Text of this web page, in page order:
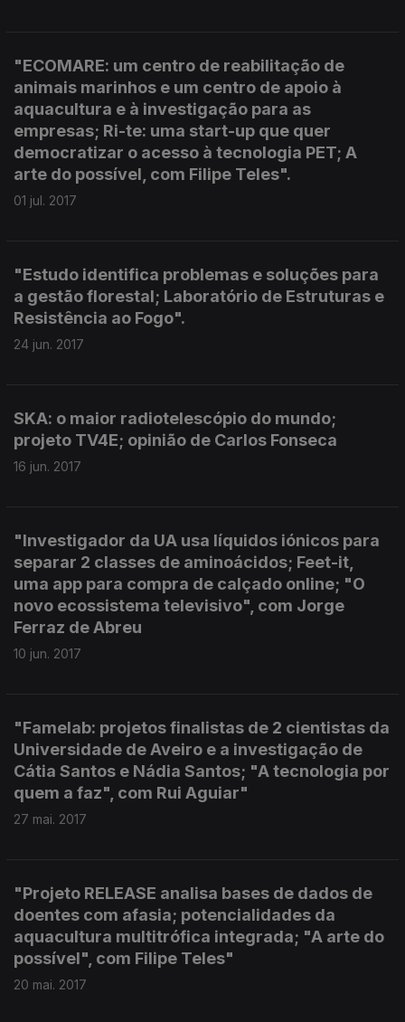
"ECOMARE: um centro de reabilitação de
animais marinhos e um centro de apoio à
aquacultura e à investigação para as
empresas; Ri-te: uma start-up que quer
democratizar o acesso à tecnologia PET; A
arte do possível, com Filipe Teles".
01 jul. 2017
"Estudo identifica problemas e soluções para
a gestão florestal; Laboratório de Estruturas e
Resistência ao Fogo".
24 jun. 2017
SKA: o maior radiotelescópio do mundo;
projeto TV4E; opinião de Carlos Fonseca
16 jun. 2017
"Investigador da UA usa líquidos iónicos para
separar 2 classes de aminoácidos; Feet-it,
uma app para compra de calçado online; "O
novo ecossistema televisivo", com Jorge
Ferraz de Abreu
10 jun. 2017
"Famelab: projetos finalistas de 2 cientistas da
Universidade de Aveiro e a investigação de
Cátia Santos e Nádia Santos; "A tecnologia por
quem a faz", com Rui Aguiar"
27 mai. 2017
"Projeto RELEASE analisa bases de dados de
doentes com afasia; potencialidades da
aquacultura multitrófica integrada; "A arte do
possível", com Filipe Teles"
20 mai. 2017